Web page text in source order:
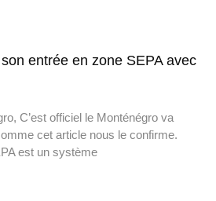
entrée en zone SEPA avec
C’est officiel le Monténégro va
cet article nous le confirme.
est un système